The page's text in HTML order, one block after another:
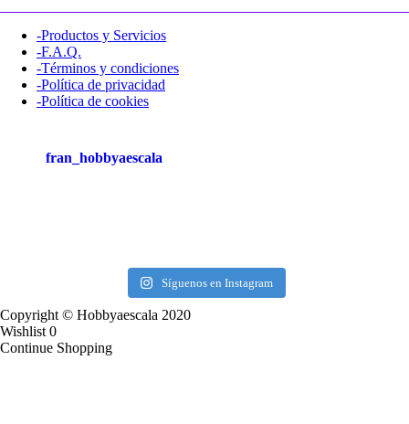
-Productos y Servicios
-F.A.Q.
-Términos y condiciones
-Política de privacidad
-Política de cookies
fran_hobbyaescala
Síguenos en Instagram
Copyright © Hobbyaescala 2020
Wishlist 0
Continue Shopping